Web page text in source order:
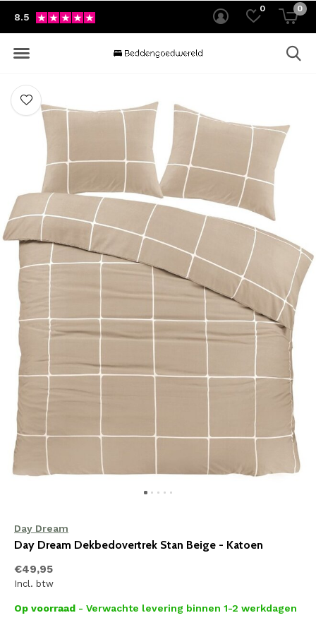
0 0
8.5
Day Dream
Day Dream Dekbedovertrek Stan Beige - Katoen
€49,95
Incl. btw
Op voorraad - Verwachte levering binnen 1-2 werkdagen